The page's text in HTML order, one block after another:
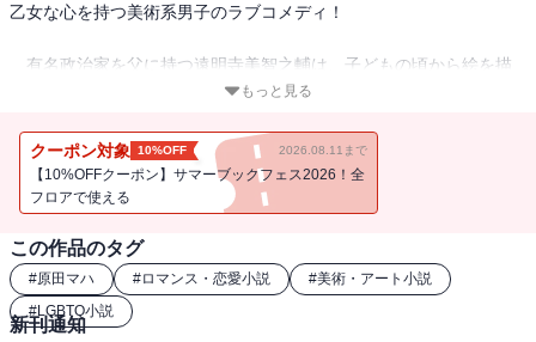
乙女な心を持つ美術系男子のラブコメディ！
有名政治家を父に持つ遠明寺美智之輔は、子どもの頃から絵を描
くことが好きな乙女な男の子。恋愛対象が同性の美智之輔は、同級
美大を卒業後、憧れのパリへ留学していた。
ある日、アルバイト先のカフェで美智之輔は、ぼさぼさのおかっ
ぱ髪でベース形の顔が目を惹く羽生光晴という女性と出会う。凄ま
が愛読している超人気ハードボイルド小説の作者。訳あって歴史あ
るリトグラフ工房idemに匿われているという。
過去にはピカソなどの有名アーティストが作品を生み出してきた
プレス機の並ぶその工房で、リトグラフの奥深さに感動した美智之
もっと見る
クーポン対象 10%OFF 2026.08.11まで
【10%OFFクーポン】サマーブックフェス2026！全
フロアで使える
この作品のタグ
#原田マハ #ロマンス・恋愛小説 #美術・アート小説
#LGBTQ小説
新刊通知